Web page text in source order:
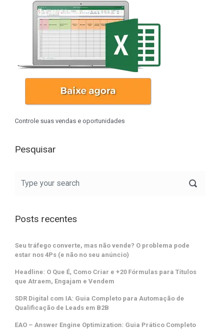
Controle suas vendas e oportunidades
Pesquisar
Posts recentes
Seu tráfego converte, mas não vende? O problema pode
estar nos 4Ps (e não no seu anúncio)
Headline: O Que É, Como Criar e +20 Fórmulas para Títulos
que Atraem, Engajam e Vendem
SDR Digital com IA: Guia Completo para Automação de
Qualificação de Leads em B2B
EAO – Answer Engine Optimization: Guia Prático Completo